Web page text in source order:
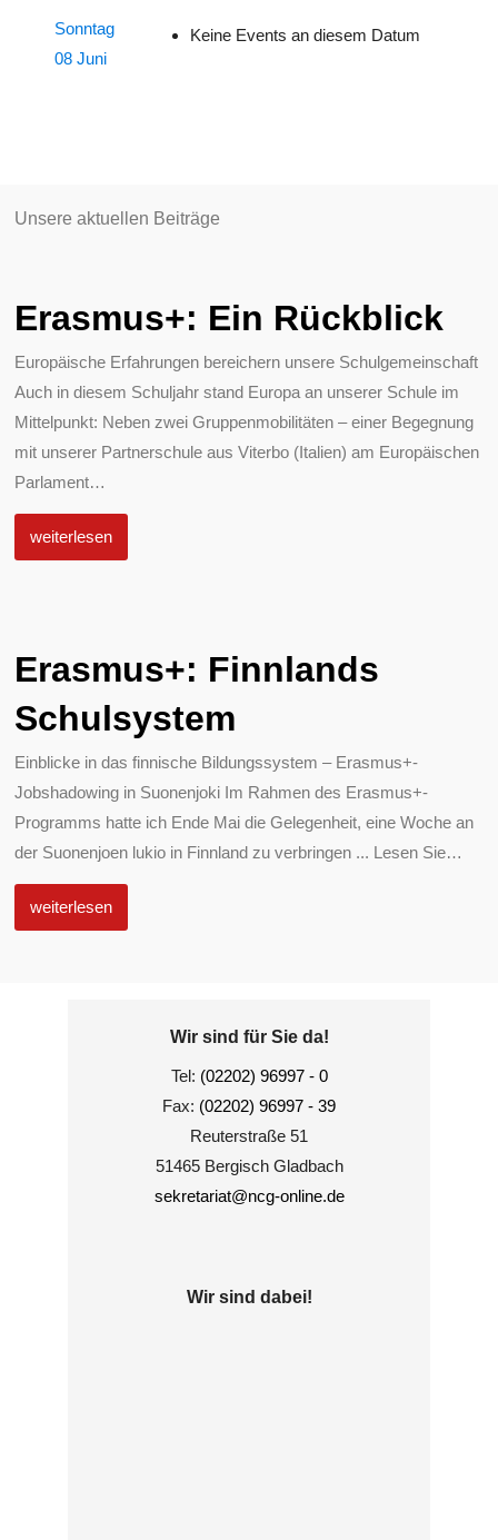
Sonntag
08 Juni
Keine Events an diesem Datum
Unsere aktuellen Beiträge
Erasmus+: Ein Rückblick
Europäische Erfahrungen bereichern unsere Schulgemeinschaft
Auch in diesem Schuljahr stand Europa an unserer Schule im
Mittelpunkt: Neben zwei Gruppenmobilitäten – einer Begegnung
mit unserer Partnerschule aus Viterbo (Italien) am Europäischen
Parlament…
weiterlesen
Erasmus+: Finnlands
Schulsystem
Einblicke in das finnische Bildungssystem – Erasmus+-
Jobshadowing in Suonenjoki Im Rahmen des Erasmus+-
Programms hatte ich Ende Mai die Gelegenheit, eine Woche an
der Suonenjoen lukio in Finnland zu verbringen ... Lesen Sie…
weiterlesen
Wir sind für Sie da!
Tel: (02202) 96997 - 0
Fax: (02202) 96997 - 39
Reuterstraße 51
51465 Bergisch Gladbach
sekretariat@ncg-online.de
Wir sind dabei!